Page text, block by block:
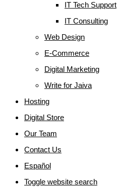
IT Tech Support
IT Consulting
Web Design
E-Commerce
Digital Marketing
Write for Jaiva
Hosting
Digital Store
Our Team
Contact Us
Español
Toggle website search